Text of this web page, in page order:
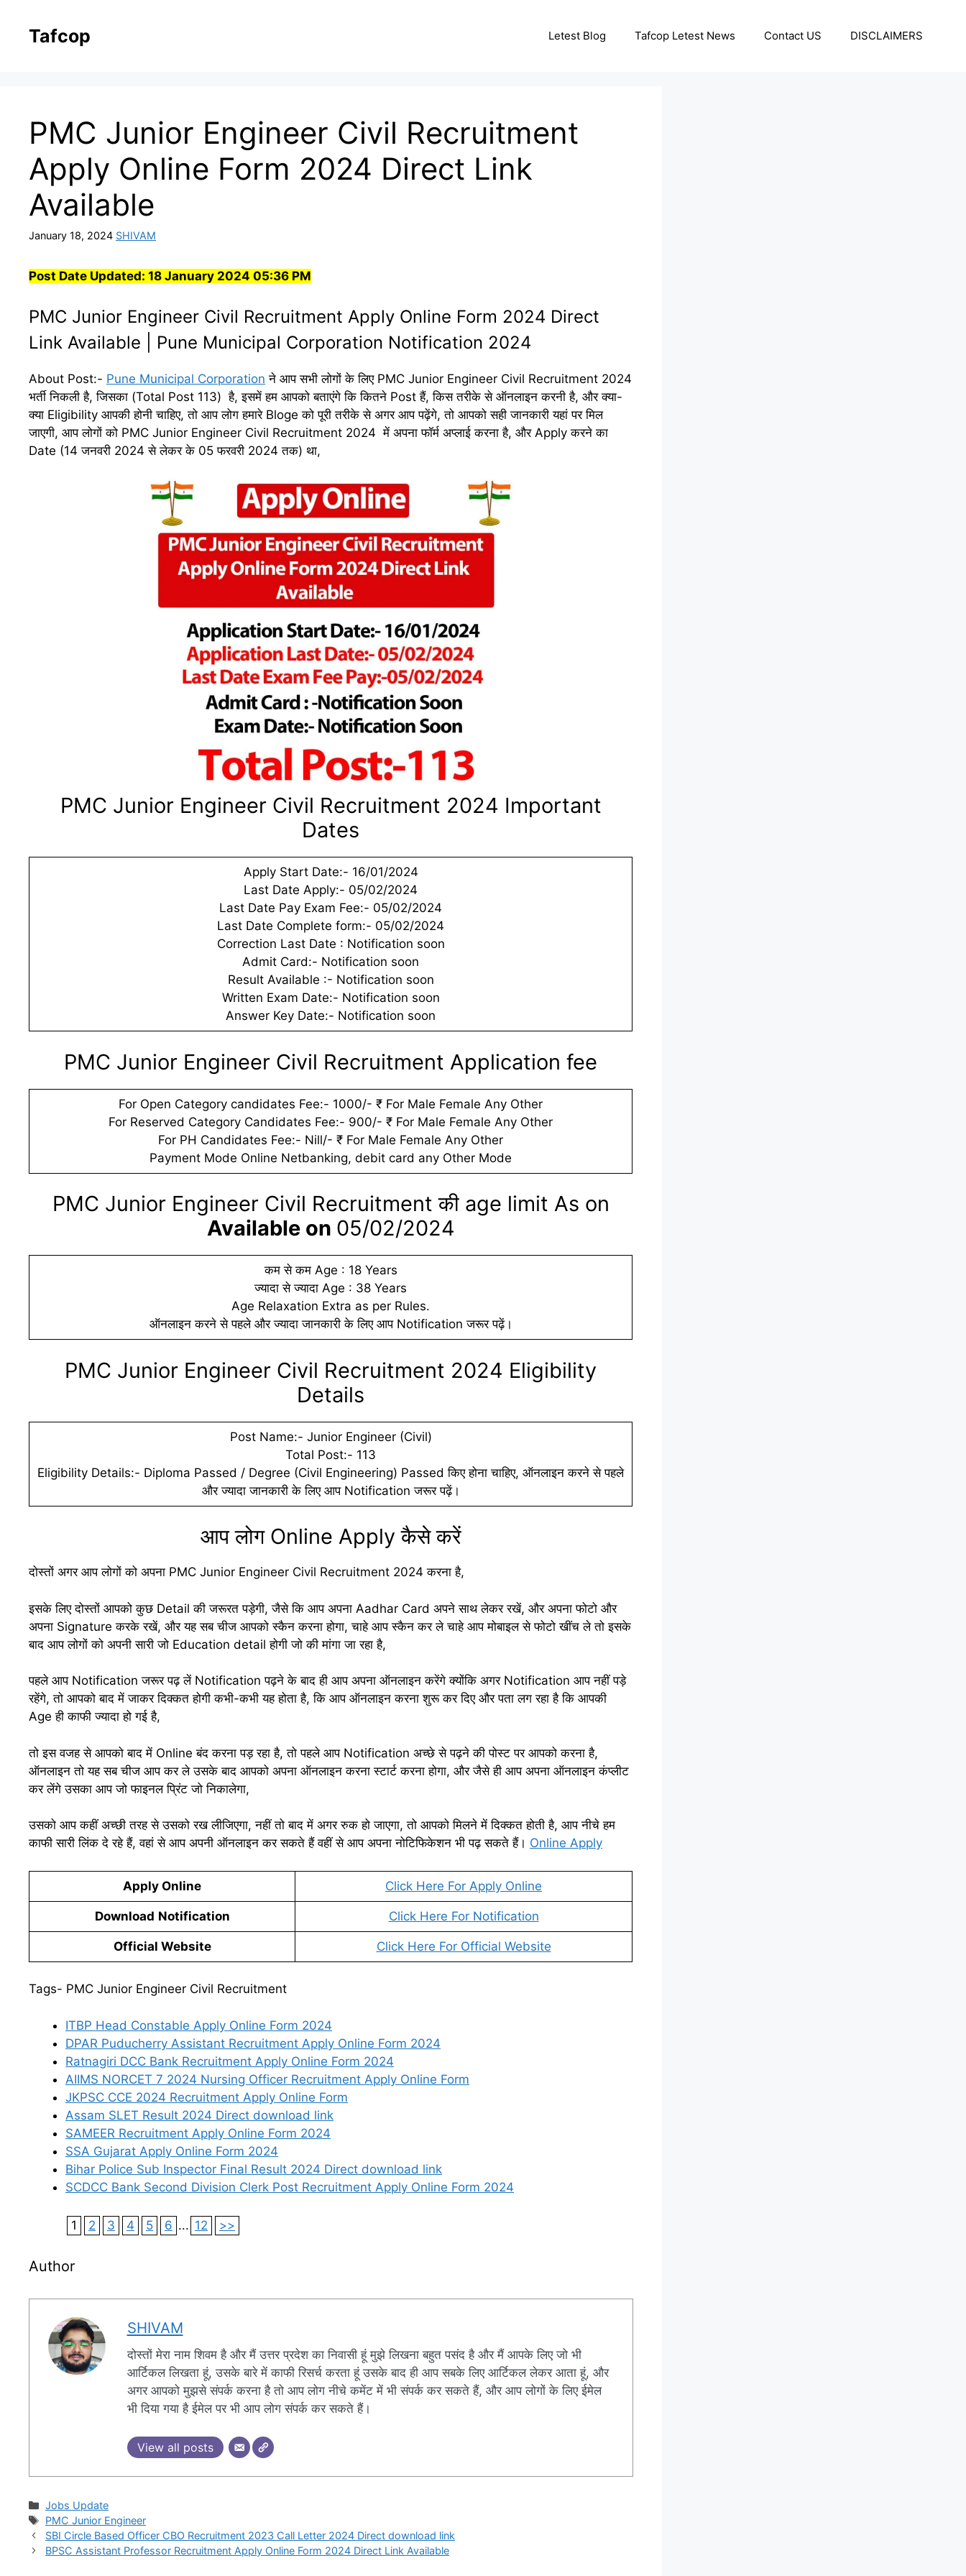
contentTafcop Letest Blog Tafcop Letest News Contact US DISCLAIMERS
PMC Junior Engineer Civil Recruitment
Apply Online Form 2024 Direct Link
Available
January 18, 2024 SHIVAM
Post Date Updated: 18 January 2024 05:36 PM
PMC Junior Engineer Civil Recruitment Apply Online Form 2024 Direct
Link Available | Pune Municipal Corporation Notification 2024
About Post:- Pune Municipal Corporation ने आप सभी लोगों के लिए PMC Junior Engineer Civil Recruitment 2024
भर्ती निकली है, जिसका (Total Post 113) है, इसमें हम आपको बताएंगे कि कितने Post हैं, किस तरीके से ऑनलाइन करनी है, और क्या-
क्या Eligibility आपकी होनी चाहिए, तो आप लोग हमारे Bloge को पूरी तरीके से अगर आप पढ़ेंगे, तो आपको सही जानकारी यहां पर मिल
जाएगी, आप लोगों को PMC Junior Engineer Civil Recruitment 2024 में अपना फॉर्म अप्लाई करना है, और Apply करने का
Date (14 जनवरी 2024 से लेकर के 05 फरवरी 2024 तक) था,
PMC Junior Engineer Civil Recruitment 2024 Important
Dates
Apply Start Date:- 16/01/2024
Last Date Apply:- 05/02/2024
Last Date Pay Exam Fee:- 05/02/2024
Last Date Complete form:- 05/02/2024
Correction Last Date : Notification soon
Admit Card:- Notification soon
Result Available :- Notification soon
Written Exam Date:- Notification soon
Answer Key Date:- Notification soon
PMC Junior Engineer Civil Recruitment Application fee
For Open Category candidates Fee:- 1000/- ₹ For Male Female Any Other
For Reserved Category Candidates Fee:- 900/- ₹ For Male Female Any Other
For PH Candidates Fee:- Nill/- ₹ For Male Female Any Other
Payment Mode Online Netbanking, debit card any Other Mode
PMC Junior Engineer Civil Recruitment की age limit As on
Available on 05/02/2024
कम से कम Age : 18 Years
ज्यादा से ज्यादा Age : 38 Years
Age Relaxation Extra as per Rules.
ऑनलाइन करने से पहले और ज्यादा जानकारी के लिए आप Notification जरूर पढ़ें।
PMC Junior Engineer Civil Recruitment 2024 Eligibility
Details
Post Name:- Junior Engineer (Civil)
Total Post:- 113
Eligibility Details:- Diploma Passed / Degree (Civil Engineering) Passed किए होना चाहिए, ऑनलाइन करने से पहले
और ज्यादा जानकारी के लिए आप Notification जरूर पढ़ें।
आप लोग Online Apply कैसे करें
दोस्तों अगर आप लोगों को अपना PMC Junior Engineer Civil Recruitment 2024 करना है,
इसके लिए दोस्तों आपको कुछ Detail की जरूरत पड़ेगी, जैसे कि आप अपना Aadhar Card अपने साथ लेकर रखें, और अपना फोटो और
अपना Signature करके रखें, और यह सब चीज आपको स्कैन करना होगा, चाहे आप स्कैन कर ले चाहे आप मोबाइल से फोटो खींच ले तो इसके
बाद आप लोगों को अपनी सारी जो Education detail होगी जो की मांगा जा रहा है,
पहले आप Notification जरूर पढ़ लें Notification पढ़ने के बाद ही आप अपना ऑनलाइन करेंगे क्योंकि अगर Notification आप नहीं पड़े
रहेंगे, तो आपको बाद में जाकर दिक्कत होगी कभी-कभी यह होता है, कि आप ऑनलाइन करना शुरू कर दिए और पता लग रहा है कि आपकी
Age ही काफी ज्यादा हो गई है,
तो इस वजह से आपको बाद में Online बंद करना पड़ रहा है, तो पहले आप Notification अच्छे से पढ़ने की पोस्ट पर आपको करना है,
ऑनलाइन तो यह सब चीज आप कर ले उसके बाद आपको अपना ऑनलाइन करना स्टार्ट करना होगा, और जैसे ही आप अपना ऑनलाइन कंप्लीट
कर लेंगे उसका आप जो फाइनल प्रिंट जो निकालेगा,
उसको आप कहीं अच्छी तरह से उसको रख लीजिएगा, नहीं तो बाद में अगर रुक हो जाएगा, तो आपको मिलने में दिक्कत होती है, आप नीचे हम
काफी सारी लिंक दे रहे हैं, वहां से आप अपनी ऑनलाइन कर सकते हैं वहीं से आप अपना नोटिफिकेशन भी पढ़ सकते हैं। Online Apply
Apply Online Click Here For Apply Online
Download Notification Click Here For Notification
Official Website Click Here For Official Website
Tags- PMC Junior Engineer Civil Recruitment
ITBP Head Constable Apply Online Form 2024
DPAR Puducherry Assistant Recruitment Apply Online Form 2024
Ratnagiri DCC Bank Recruitment Apply Online Form 2024
AIIMS NORCET 7 2024 Nursing Officer Recruitment Apply Online Form
JKPSC CCE 2024 Recruitment Apply Online Form
Assam SLET Result 2024 Direct download link
SAMEER Recruitment Apply Online Form 2024
SSA Gujarat Apply Online Form 2024
Bihar Police Sub Inspector Final Result 2024 Direct download link
SCDCC Bank Second Division Clerk Post Recruitment Apply Online Form 2024
1 2 3 4 5 6 ... 12 >>
Author
SHIVAM
दोस्तों मेरा नाम शिवम है और मैं उत्तर प्रदेश का निवासी हूं मुझे लिखना बहुत पसंद है और मैं आपके लिए जो भी
आर्टिकल लिखता हूं, उसके बारे में काफी रिसर्च करता हूं उसके बाद ही आप सबके लिए आर्टिकल लेकर आता हूं, और
अगर आपको मुझसे संपर्क करना है तो आप लोग नीचे कमेंट में भी संपर्क कर सकते हैं, और आप लोगों के लिए ईमेल
भी दिया गया है ईमेल पर भी आप लोग संपर्क कर सकते हैं।
View all posts
Categories
Jobs Update
Tags
PMC Junior Engineer
SBI Circle Based Officer CBO Recruitment 2023 Call Letter 2024 Direct download link
BPSC Assistant Professor Recruitment Apply Online Form 2024 Direct Link Available